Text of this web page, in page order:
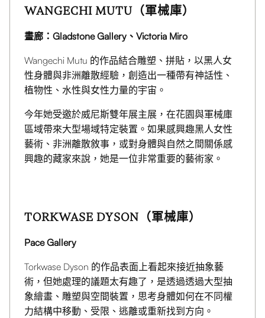
WANGECHI MUTU（軍械庫）
畫廊：Gladstone Gallery、Victoria Miro
Wangechi Mutu 的作品結合雕塑、拼貼，以黑人女
性身體與非洲離散經驗，創造出一種帶有神話性、
植物性、水性與女性力量的宇宙。
今年她受邀於威尼斯雙年展主展，在花園與軍械庫
區域帶來大型場域特定裝置。如果感興趣黑人女性
藝術、非洲離散敘事，或對身體與自然之間關係感
興趣的藏家來說，她是一位非常重要的藝術家。
TORKWASE DYSON（軍械庫）
Pace Gallery
Torkwase Dyson 的作品表面上看起來接近抽象藝
術，但她處理的議題太有趣了，是透過透過大型抽
象繪畫、雕塑與空間裝置，思考身體如何在不同權
力結構中移動、受限、逃離或重新找到方向。